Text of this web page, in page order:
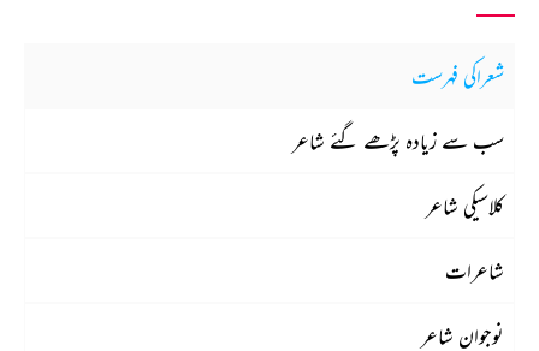
شعراکی فہرست
سب سے زیادہ پڑھے گئے شاعر
کلاسیکی شاعر
شاعرات
نوجوان شاعر